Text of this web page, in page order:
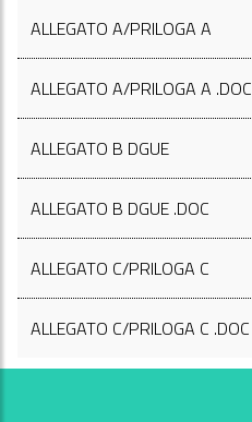
ALLEGATO A/PRILOGA A
ALLEGATO A/PRILOGA A .DOC
ALLEGATO B DGUE
ALLEGATO B DGUE .DOC
ALLEGATO C/PRILOGA C
ALLEGATO C/PRILOGA C .DOC